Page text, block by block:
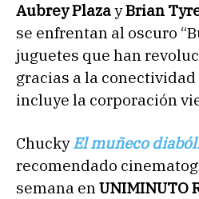
Aubrey PlazayBrian
se enfrentan al oscuro
juguetes que han
gracias a la
incluye la corporación
ChuckyEl muñeco
recomendado
semana enUNIMINUTO